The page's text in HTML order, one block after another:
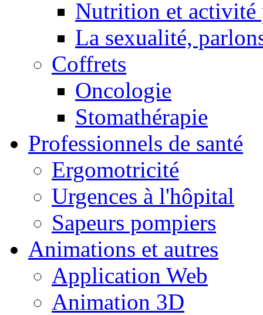
Nutrition et activité
La sexualité,
Coffrets
Oncologie
Stomathérapie
Professionnels de santé
Ergomotricité
Urgences à l'hôpital
Sapeurs pompiers
Animations et autres
Application Web
Animation 3D